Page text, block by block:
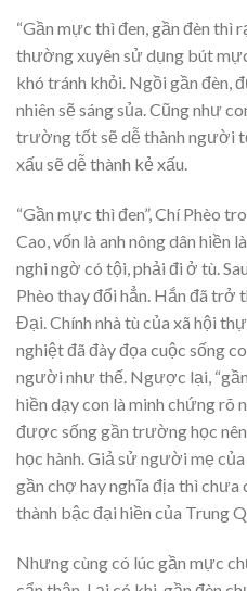
“Gần mực thì đen, gần đèn thì
thường xuyên sử dụng bút
khó tránh khỏi. Ngồi gần đèn,
nhiên sẽ sáng sủa. Cũng như
trường tốt sẽ dễ thành người
xấu sẽ dễ thành kẻ xấu.
“Gần mực thì đen”, Chí Phèo
Cao, vốn là anh nông dân hiền
nghi ngờ có tội, phải đi ở tù.
Phèo thay đổi hẳn. Hắn đã trở
Đại. Chính nhà tù của xã hội
nghiệt đã đày đọa cuộc sống
người như thế. Ngược lại,
hiền dạy con là minh chứng rõ
được sống gần trường học
học hành. Giả sử người mẹ
gần chợ hay nghĩa địa thì
thành bậc đại hiền của Trung
Nhưng cùng có lúc gần mực